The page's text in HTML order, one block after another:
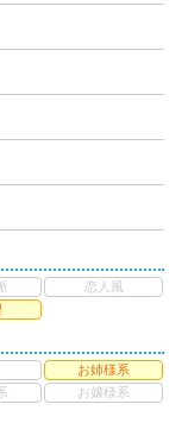
恋人風
お姉様系
お嬢様系